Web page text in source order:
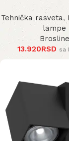
185 mm
Tehnička rasveta,
lampe
Brosline
13.920RSD sa